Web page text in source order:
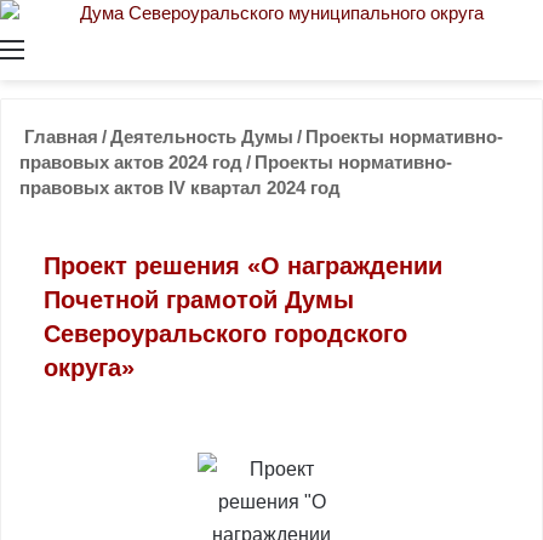
Главная /Деятельность Думы / Проекты нормативно-
правовых актов 2024 год / Проекты нормативно-
правовых актов IV квартал 2024 год
Проект решения «О награждении
Почетной грамотой Думы
Североуральского городского
округа»